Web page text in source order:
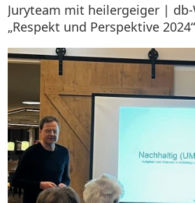
Juryteam mit heilergeiger |
„Respekt und Perspektive 2024“